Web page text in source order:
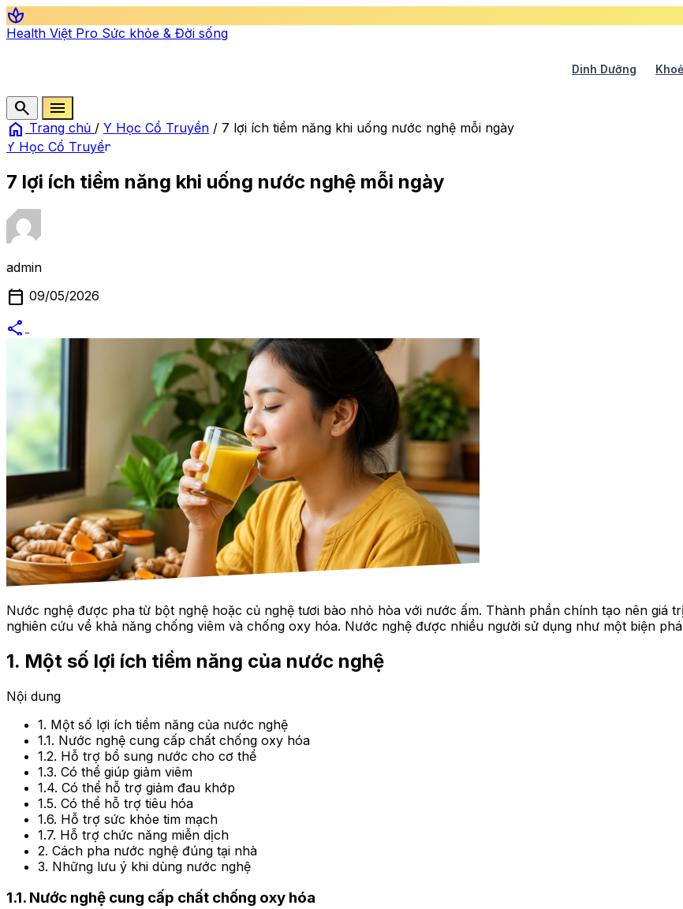
spa
Health Việt Pro Sức khỏe & Đời sống
Dinh Dưỡng
search
menu
home Trang chủ / Y Học Cổ Truyền / 7 lợi ích tiềm năng khi uống nước nghệ mỗi ngày
Y Học Cổ Truyền
7 lợi ích tiềm năng khi uống nước nghệ mỗi ngày
admin
calendar_today 09/05/2026
share
Nước nghệ được pha từ bột nghệ hoặc củ nghệ tươi bào nhỏ hòa với nước ấm. Thành phần chính tạo nên giá
nghiên cứu về khả năng chống viêm và chống oxy hóa. Nước nghệ được nhiều người sử dụng như một biện
1. Một số lợi ích tiềm năng của nước nghệ
Nội dung
1. Một số lợi ích tiềm năng của nước nghệ
1.1. Nước nghệ cung cấp chất chống oxy hóa
1.2. Hỗ trợ bổ sung nước cho cơ thể
1.3. Có thể giúp giảm viêm
1.4. Có thể hỗ trợ giảm đau khớp
1.5. Có thể hỗ trợ tiêu hóa
1.6. Hỗ trợ sức khỏe tim mạch
1.7. Hỗ trợ chức năng miễn dịch
2. Cách pha nước nghệ đúng tại nhà
3. Những lưu ý khi dùng nước nghệ
1.1. Nước nghệ cung cấp chất chống oxy hóa